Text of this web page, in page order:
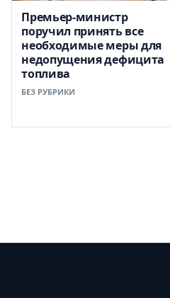
Премьер-министр
поручил принять все
необходимые меры для
недопущения дефицита
топлива
БЕЗ РУБРИКИ